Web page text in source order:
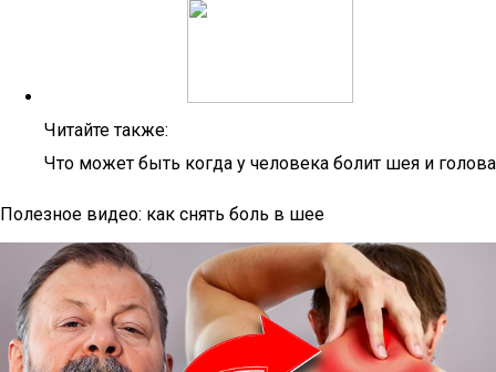
Читайте также:
Что может быть когда у человека болит шея и голова
Полезное видео: как снять боль в шее